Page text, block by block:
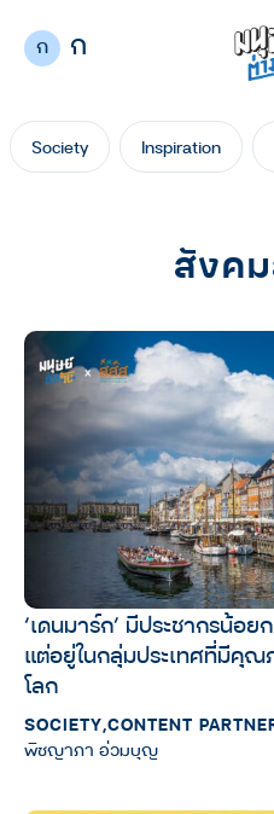
ก ก
Society Inspiration
สังค
‘เดนมาร์ก’ มีประชากรน้อย
แต่อยู่ในกลุ่มประเทศที่มีคุ
โลก
SOCIETY,CONTENT
พิชญาภา อ่วมบุญ